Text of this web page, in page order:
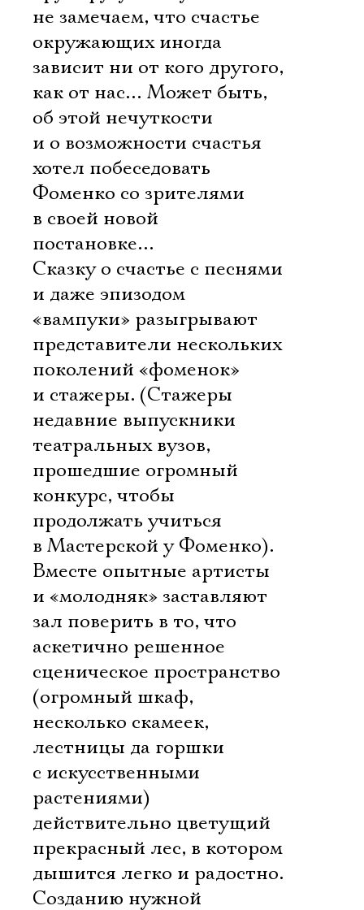
не замечаем, что счастье
окружающих иногда
зависит ни от кого другого,
как от нас… Может быть,
об этой нечуткости
и о возможности счастья
хотел побеседовать
Фоменко со зрителями
в своей новой
постановке…
Сказку о счастье с песнями
и даже эпизодом
«вампуки» разыгрывают
представители нескольких
поколений «фоменок»
и стажеры. (Стажеры 
недавние выпускники
театральных вузов,
прошедшие огромный
конкурс, чтобы
продолжать учиться
в Мастерской у Фоменко).
Вместе опытные артисты
и «молодняк» заставляют
зал поверить в то, что
аскетично решенное
сценическое пространство
(огромный шкаф,
несколько скамеек,
лестницы да горшки
с искусственными
растениями) 
действительно цветущий
прекрасный лес, в котором
дышится легко и радостно.
Созданию нужной